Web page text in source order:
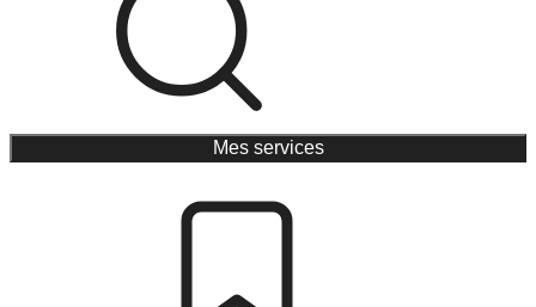
Mes services